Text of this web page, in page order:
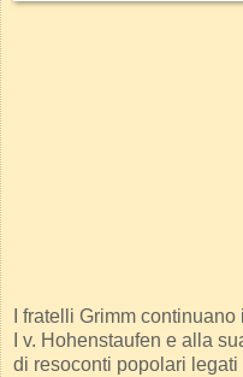
I fratelli Grimm
I v. Hohenstaufen e alla
di resoconti popolari